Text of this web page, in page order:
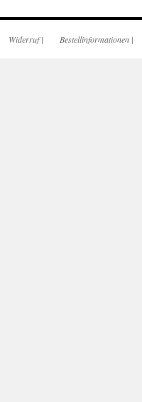
Widerruf| Bestellinformationen |